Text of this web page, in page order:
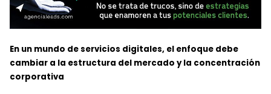
En un mundo de servicios digitales, el enfoque debe
cambiar a la estructura del mercado y la concentración
corporativa